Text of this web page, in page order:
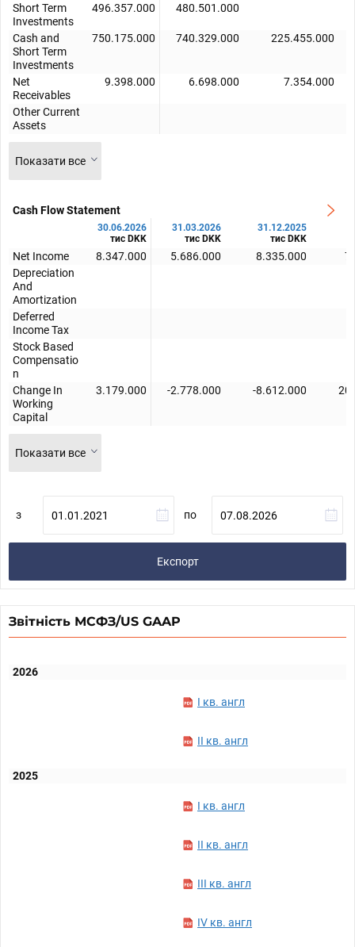
Short Term
Investments
496.357.000 480.501.000
Cash and
Short Term
Investments
750.175.000 740.329.000 225.455.000
Net
Receivables
9.398.000 6.698.000 7.354.000
Other Current
Assets
Показати все
Cash Flow Statement
30.06.2026
тис DKK
31.03.2026
тис DKK
31.12.2025
тис DKK
Net Income 8.347.000 5.686.000 8.335.000
Depreciation
And
Amortization
Deferred
Income Tax
Stock Based
Compensatio
n
Change In
Working
Capital
3.179.000 -2.778.000 -8.612.000
Показати все
з по
Експорт
Звітність МСФЗ/US GAAP
2026
I кв. англ
II кв. англ
2025
I кв. англ
II кв. англ
III кв. англ
IV кв. англ